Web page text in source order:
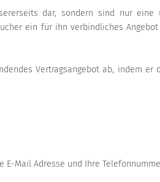
dar, sondern sind nur eine
ein für ihn verbindliches
Vertragsangebot ab, indem er
Mail Adresse und Ihre